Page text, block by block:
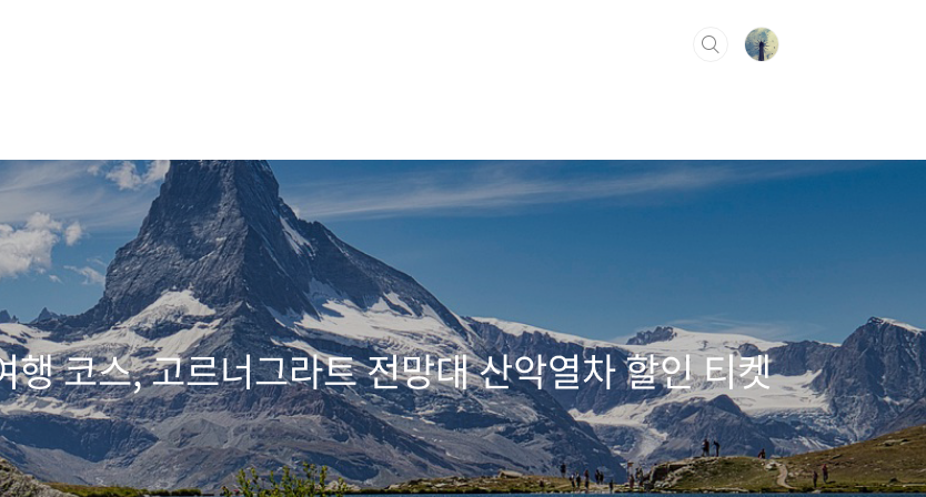
코스, 고르너그라트 전망대 산악열차 할인 티켓